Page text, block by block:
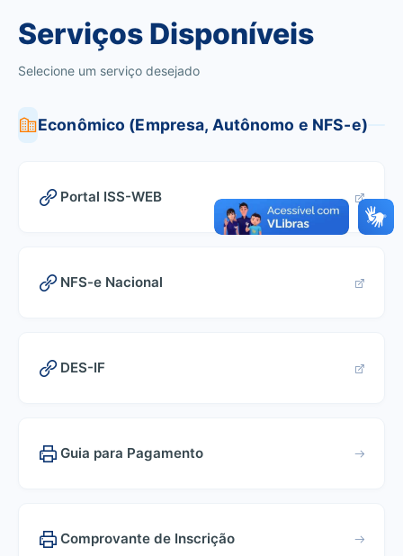
Serviços Disponíveis
Selecione um serviço desejado
Econômico (Empresa, Autônomo e NFS-e)
Portal ISS-WEB
NFS-e Nacional
DES-IF
Guia para Pagamento
Comprovante de Inscrição